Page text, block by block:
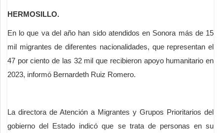
HERMOSILLO.
En lo que va del año han sido atendidos en Sonora más de 15
mil migrantes de diferentes nacionalidades, que representan el
47 por ciento de las 32 mil que recibieron apoyo humanitario en
2023, informó Bernardeth Ruiz Romero.
La directora de Atención a Migrantes y Grupos Prioritarios del
gobierno del Estado indicó que se trata de personas en su